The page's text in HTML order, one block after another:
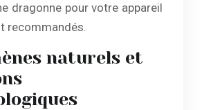
dragonne pour votre appareil
recommandés.
naturels et